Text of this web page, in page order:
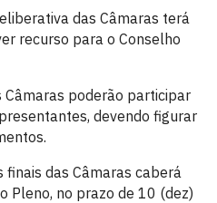
das Câmaras terá
recurso para o Conselho
Câmaras poderão participar
devendo figurar
finais das Câmaras caberá
Pleno, no prazo de 10 (dez)